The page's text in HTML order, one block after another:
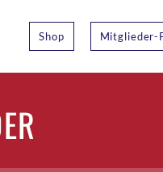
Shop Mitglieder-